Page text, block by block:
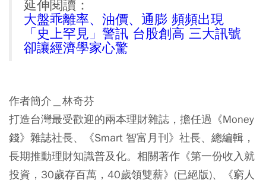
延伸閱讀：
大盤乖離率、油價、通膨 頻頻出現
「史上罕見」警訊 台股創高 三大訊號
卻讓經濟學家心驚
作者簡介＿林奇芬
打造台灣最受歡迎的兩本理財雜誌，擔任過《Money
錢》雜誌社長、《Smart 智富月刊》社長、總編輯，
長期推動理財知識普及化。相關著作《第一份收入就
投資，30歲存百萬，40歲領雙薪》(已絕版)、《窮人